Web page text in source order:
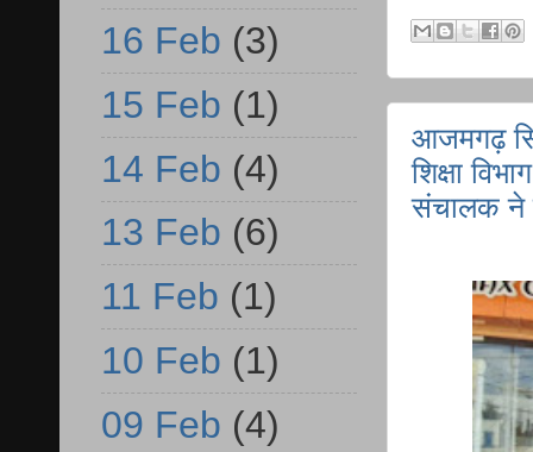
आजमगढ़
शिक्षा
संचालक ने
16 Feb (3)
15 Feb (1)
14 Feb (4)
13 Feb (6)
11 Feb (1)
10 Feb (1)
09 Feb (4)